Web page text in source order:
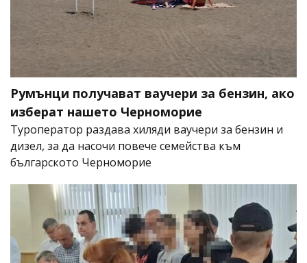
Румънци получават ваучери за бензин, ако
изберат нашето Черноморие
Туроператор раздава хиляди ваучери за бензин и
дизел, за да насочи повече семейства към
българското Черноморие